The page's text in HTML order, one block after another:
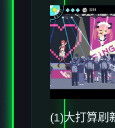
(1)大打算刷